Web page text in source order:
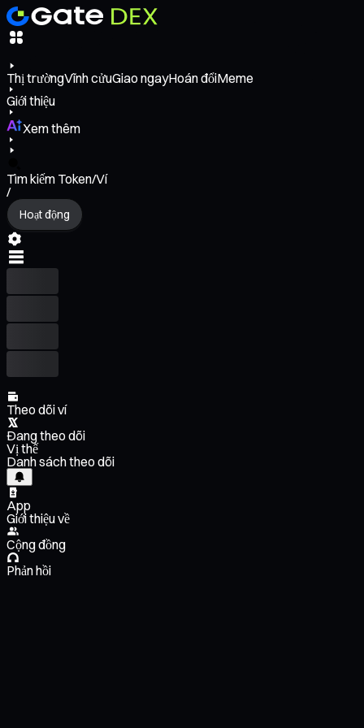
Thị trườngVĩnh cửuGiao ngayHoán đổiMeme
Giới thiệu
Xem thêm
Tìm kiếm Token/Ví
/
Hoạt động
Theo dõi ví
Đang theo dõi
Vị thế
Danh sách theo dõi
App
Giới thiệu về
Cộng đồng
Phản hồi